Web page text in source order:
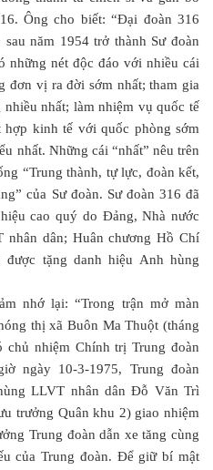
Ông cho biết: “Đại đoàn 316
năm 1954 trở thành Sư đoàn
nét độc đáo với nhiều cái
đơn vị ra đời sớm nhất; tham gia
nhất; làm nhiệm vụ quốc tế
kinh tế với quốc phòng sớm
nhất. Những cái “nhất” nêu trên
“Trung thành, tự lực, đoàn kết,
của Sư đoàn. Sư đoàn 316 đã
cao quý do Đảng, Nhà nước
nhân dân; Huân chương Hồ Chí
tặng danh hiệu Anh hùng
nhớ lại: “Trong trận mở màn
thị xã Buôn Ma Thuột (tháng
chủ nhiệm Chính trị Trung đoàn
ngày 10-3-1975, Trung đoàn
LLVT nhân dân Đỗ Văn Trì
trưởng Quân khu 2) giao nhiệm
Trung đoàn dẫn xe tăng cùng
của Trung đoàn. Để giữ bí mật